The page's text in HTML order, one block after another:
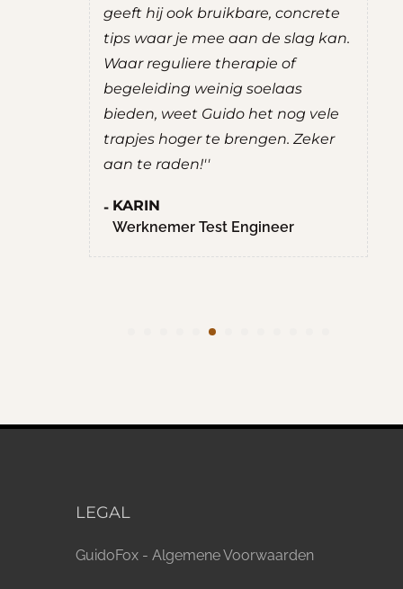
geeft hij ook bruikbare, concrete
tips waar je mee aan de slag kan.
Waar reguliere therapie of
begeleiding weinig soelaas
bieden, weet Guido het nog vele
trapjes hoger te brengen. Zeker
aan te raden!''
KARIN
Werknemer Test Engineer
LEGAL
GuidoFox - Algemene Voorwaarden